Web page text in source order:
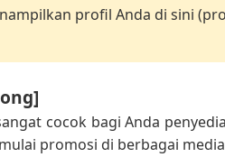
profil Anda di sini
cocok bagi Anda
promosi di berbagai